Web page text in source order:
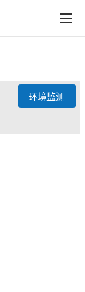
在线购买
环境监测